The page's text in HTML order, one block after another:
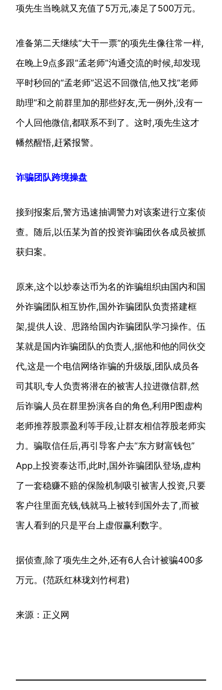
项先生当晚就又充值了5万元,凑足了500万元。
准备第二天继续“大干一票”的项先生像往常一样,
在晚上9点多跟“孟老师”沟通交流的时候,却发现
平时秒回的“孟老师”迟迟不回微信,他又找“老师
助理”和之前群里加的那些好友,无一例外,没有一
个人回他微信,都联系不到了。这时,项先生这才
幡然醒悟,赶紧报警。
诈骗团队跨境操盘
接到报案后,警方迅速抽调警力对该案进行立案侦
查。随后,以伍某为首的投资诈骗团伙各成员被抓
获归案。
原来,这个以炒泰达币为名的诈骗组织由国内和国
外诈骗团队相互协作,国外诈骗团队负责搭建框
架,提供人设、思路给国内诈骗团队学习操作。伍
某就是国内诈骗团队的负责人,据他和他的同伙交
代,这是一个电信网络诈骗的升级版,团队成员各
司其职,专人负责将潜在的被害人拉进微信群,然
后诈骗人员在群里扮演各自的角色,利用P图虚构
老师推荐股票盈利等手段,让群友相信荐股老师实
力。骗取信任后,再引导客户去“东方财富钱包”
App上投资泰达币,此时,国外诈骗团队登场,虚构
了一套稳赚不赔的保险机制吸引被害人投资,只要
客户往里面充钱,钱就马上被转到国外去了,而被
害人看到的只是平台上虚假赢利数字。
据侦查,除了项先生之外,还有6人合计被骗400多
万元。(范跃红林珑刘竹柯君)
来源：正义网